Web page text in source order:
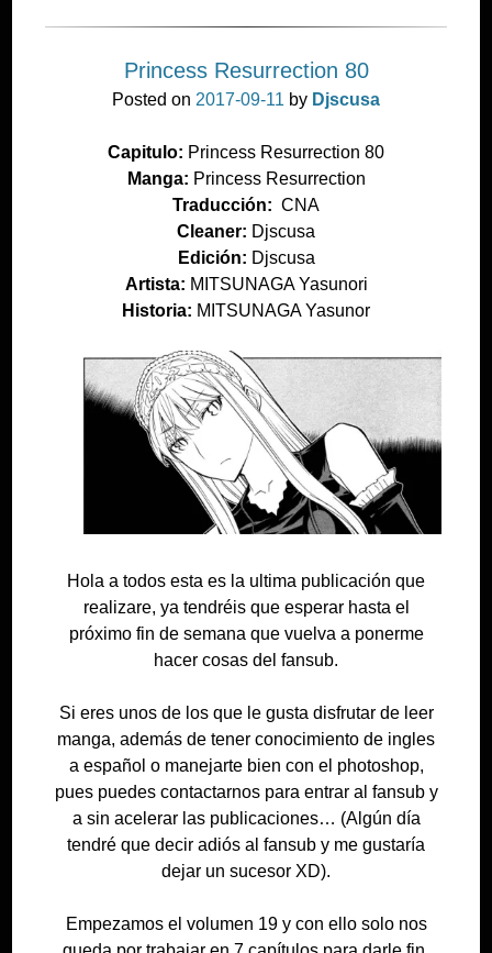
Princess Resurrection 80
Posted on 2017-09-11 by Djscusa
Capitulo: Princess Resurrection 80
Manga: Princess Resurrection
Traducción: CNA
Cleaner: Djscusa
Edición: Djscusa
Artista: MITSUNAGA Yasunori
Historia: MITSUNAGA Yasunor
Hola a todos esta es la ultima publicación que
realizare, ya tendréis que esperar hasta el
próximo fin de semana que vuelva a ponerme
hacer cosas del fansub.
Si eres unos de los que le gusta disfrutar de leer
manga, además de tener conocimiento de ingles
a español o manejarte bien con el photoshop,
pues puedes contactarnos para entrar al fansub y
a sin acelerar las publicaciones… (Algún día
tendré que decir adiós al fansub y me gustaría
dejar un sucesor XD).
Empezamos el volumen 19 y con ello solo nos